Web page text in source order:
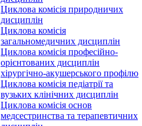
Циклова комісія природничих
дисциплін
Циклова комісія
загальномедичних дисциплін
Циклова комісія професійно-
орієнтованих дисциплін
хірургічно-акушерського профілю
Циклова комісія педіатрії та
вузьких клінічних дисциплін
Циклова комісія основ
медсестринства та терапевтичних